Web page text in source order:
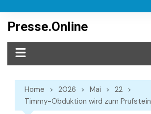
content
Presse.Online
Home 2026 Mai
22
Timmy-Obduktion wird zum Prüfstein